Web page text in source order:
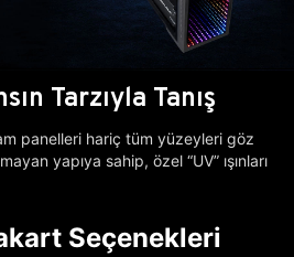
Tarzıyla Tanış
panelleri hariç tüm yüzeyleri göz
yapıya sahip, özel “UV” ışınları
Seçenekleri